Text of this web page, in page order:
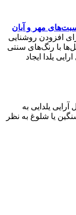
مهر و آبان
افزودن روشنایی
با رنگ‌های سنتی
یلدا ایجاد
یلدایی به
یا شلوغ به نظر